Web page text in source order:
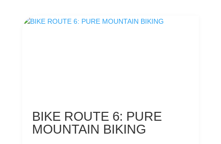
BIKE ROUTE 6: PURE
MOUNTAIN BIKING